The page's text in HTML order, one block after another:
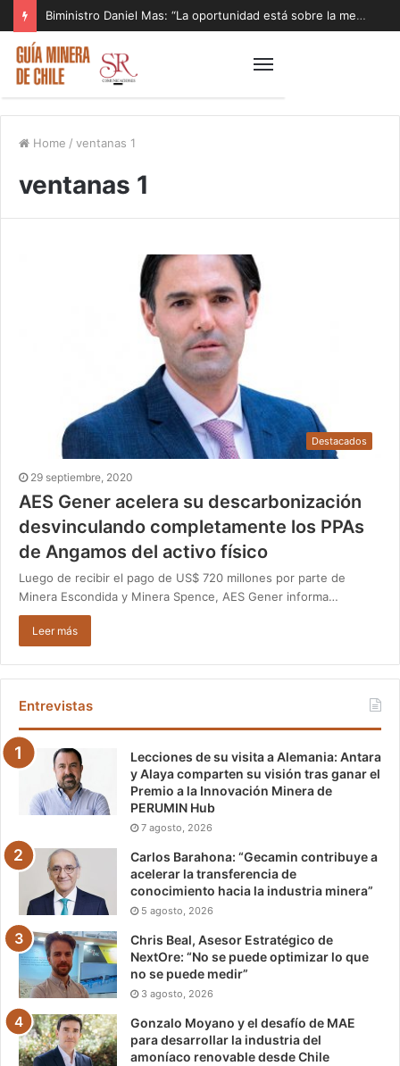
Biministro Daniel Mas: “La oportunidad está sobre la mesa y tenemos que aprovecharla”
Home / ventanas 1
ventanas 1
Destacados
29 septiembre, 2020
AES Gener acelera su descarbonización
desvinculando completamente los PPAs
de Angamos del activo físico
Luego de recibir el pago de US$ 720 millones por parte de
Minera Escondida y Minera Spence, AES Gener informa…
Leer más
Entrevistas
Lecciones de su visita a Alemania: Antara
y Alaya comparten su visión tras ganar el
Premio a la Innovación Minera de
PERUMIN Hub
7 agosto, 2026
Carlos Barahona: “Gecamin contribuye a
acelerar la transferencia de
conocimiento hacia la industria minera”
5 agosto, 2026
Chris Beal, Asesor Estratégico de
NextOre: “No se puede optimizar lo que
no se puede medir”
3 agosto, 2026
Gonzalo Moyano y el desafío de MAE
para desarrollar la industria del
amoníaco renovable desde Chile